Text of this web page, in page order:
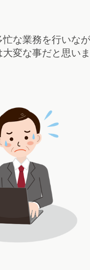
忙な業務を行いな
変な事だと思いま